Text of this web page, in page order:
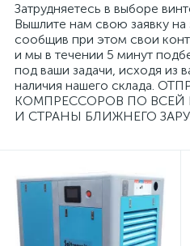
Затрудняетесь в выборе
Вышлите нам свою заявку на
сообщив при этом свои
и мы в течении 5 минут
под ваши задачи, исходя из
наличия нашего склада.
КОМПРЕССОРОВ ПО ВСЕЙ
И СТРАНЫ БЛИЖНЕГО